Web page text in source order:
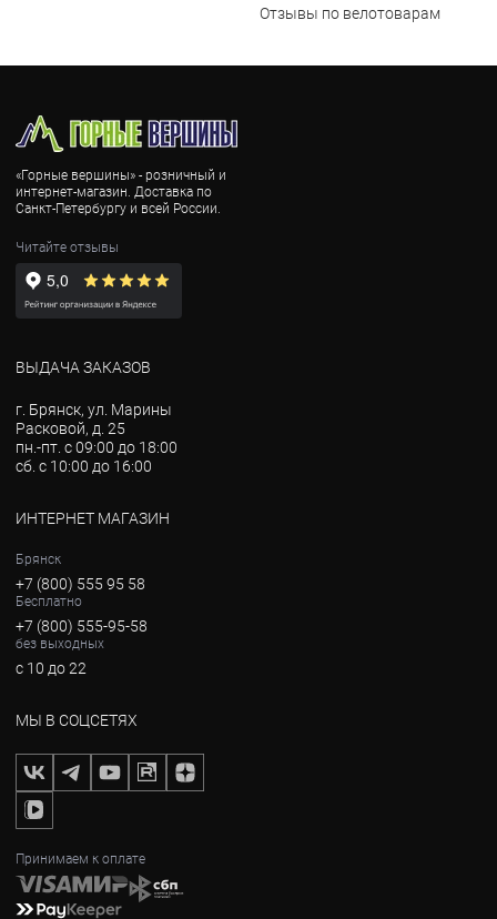
Отзывы по велотоварам
«Горные вершины» - розничный и
интернет-магазин. Доставка по
Санкт-Петербургу и всей России.
Читайте отзывы
ВЫДАЧА ЗАКАЗОВ
г. Брянск, ул. Марины
Расковой, д. 25
пн.-пт. с 09:00 до 18:00
сб. с 10:00 до 16:00
ИНТЕРНЕТ МАГАЗИН
Брянск
+7 (800) 555 95 58
Бесплатно
+7 (800) 555-95-58
без выходных
с 10 до 22
МЫ В СОЦСЕТЯХ
Принимаем к оплате